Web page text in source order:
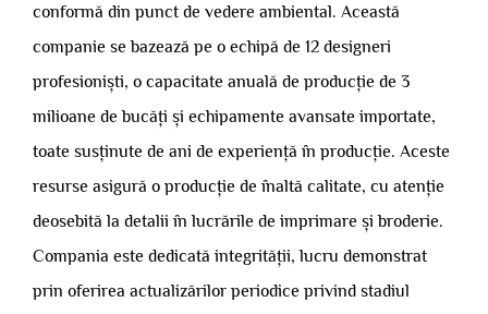
conformă din punct de vedere ambiental. Această
companie se bazează pe o echipă de 12 designeri
profesioniști, o capacitate anuală de producție de 3
milioane de bucăți și echipamente avansate importate,
toate susținute de ani de experiență în producție. Aceste
resurse asigură o producție de înaltă calitate, cu atenție
deosebită la detalii în lucrările de imprimare și broderie.
Compania este dedicată integrității, lucru demonstrat
prin oferirea actualizărilor periodice privind stadiul